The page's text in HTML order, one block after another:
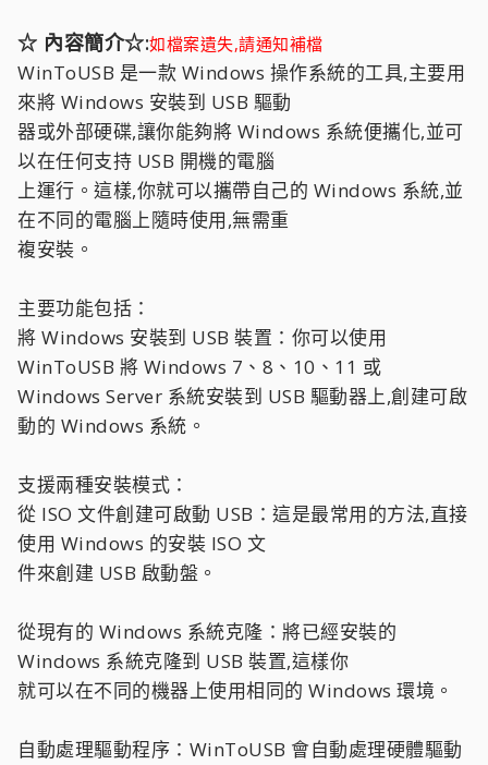
☆ 內容簡介☆:如檔案遺失,請通知補檔
WinToUSB 是一款 Windows 操作系統的工具,主要用
來將 Windows 安裝到 USB 驅動
器或外部硬碟,讓你能夠將 Windows 系統便攜化,並可
以在任何支持 USB 開機的電腦
上運行。這樣,你就可以攜帶自己的 Windows 系統,並
在不同的電腦上隨時使用,無需重
複安裝。
主要功能包括：
將 Windows 安裝到 USB 裝置：你可以使用
WinToUSB 將 Windows 7、8、10、11 或
Windows Server 系統安裝到 USB 驅動器上,創建可啟
動的 Windows 系統。
支援兩種安裝模式：
從 ISO 文件創建可啟動 USB：這是最常用的方法,直接
使用 Windows 的安裝 ISO 文
件來創建 USB 啟動盤。
從現有的 Windows 系統克隆：將已經安裝的
Windows 系統克隆到 USB 裝置,這樣你
就可以在不同的機器上使用相同的 Windows 環境。
自動處理驅動程序：WinToUSB 會自動處理硬體驅動